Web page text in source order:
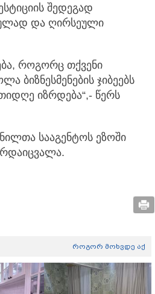
შედეგად
და ღირსეული
როგორც თქვენი
ჯიბეებს
იზრდება“,- წერს
სააგენტოს ეზოში
როგორ მოხვდე აქ